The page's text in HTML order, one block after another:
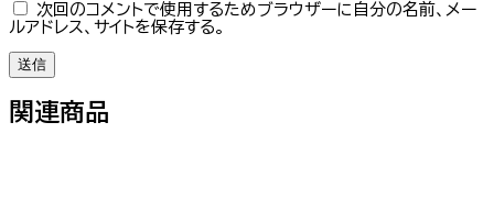
次回のコメントで使用するためブラウザーに自分の名前、メー
ルアドレス、サイトを保存する。
関連商品